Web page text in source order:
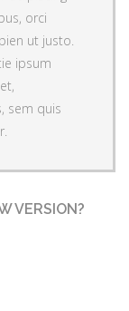
sem quis
orci
ut justo.
ipsum
sem quis
VERSION?